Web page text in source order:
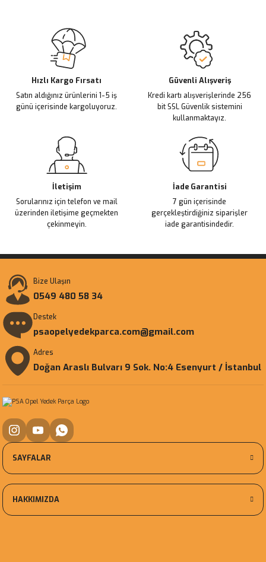
Ürün resmi kalitesiz, bozuk veya görüntülenemiyor.
Ürün açıklamasında eksik bilgiler bulunuyor.
Ürün bilgilerinde hatalar bulunuyor.
Ürün fiyatı diğer sitelerden daha pahalı.
Bu ürüne benzer farklı alternatifler olmalı.
Hızlı Kargo Fırsatı
Satın aldığınız ürünlerini 1-5 iş
günü içerisinde kargoluyoruz.
Güvenli Alışveriş
Kredi kartı alışverişlerinde 256
bit SSL Güvenlik sistemini
kullanmaktayız.
İletişim
Sorularınız için telefon ve mail
üzerinden iletişime geçmekten
çekinmeyin.
İade Garantisi
7 gün içerisinde
gerçekleştirdiğiniz siparişler
iade garantisindedir.
Bize Ulaşın
0549 480 58 34
Destek
psaopelyedekparca.com@gmail.com
Adres
Doğan Araslı Bulvarı 9 Sok. No:4 Esenyurt / İstanbul
SAYFALAR
HAKKIMIZDA